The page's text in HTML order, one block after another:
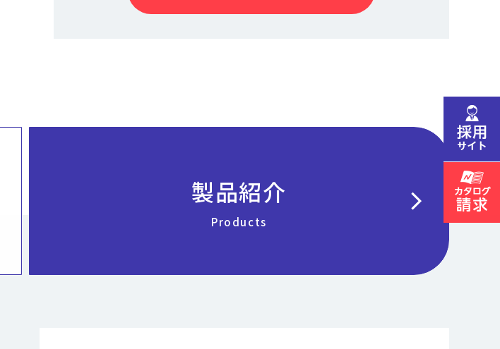
製品紹介
Products chevron_right